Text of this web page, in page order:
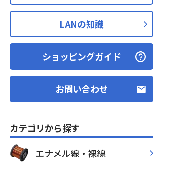
LANの知識
ショッピングガイド
お問い合わせ
カテゴリから探す
エナメル線・裸線